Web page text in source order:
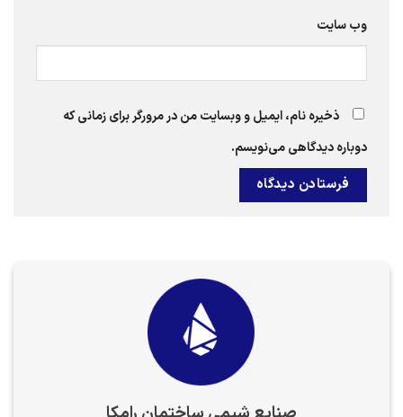
وب‌ سایت
ذخیره نام، ایمیل و وبسایت من در مرورگر برای زمانی که
دوباره دیدگاهی می‌نویسم.